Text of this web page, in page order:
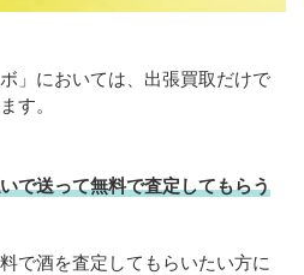
」においては、出張買取だけで
す。
で送って無料で査定してもらう
で酒を査定してもらいたい方に